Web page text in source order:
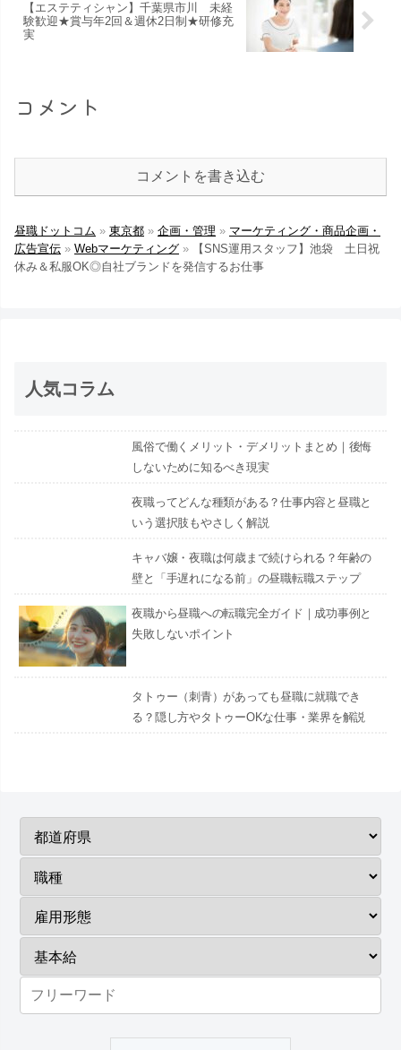
【エステティシャン】千葉県市川 未経
験歓迎★賞与年2回＆週休2日制★研修充
実
コメント
コメントを書き込む
昼職ドットコム » 東京都 » 企画・管理 » マーケティング・商品企画・
広告宣伝 » Webマーケティング »
【SNS運用スタッフ】池袋 土日祝
休み＆私服OK◎自社ブランドを発信するお仕事
人気コラム
風俗で働くメリット・デメリットまとめ｜後悔
しないために知るべき現実
夜職ってどんな種類がある？仕事内容と昼職と
いう選択肢もやさしく解説
キャバ嬢・夜職は何歳まで続けられる？年齢の
壁と「手遅れになる前」の昼職転職ステップ
夜職から昼職への転職完全ガイド｜成功事例と
失敗しないポイント
タトゥー（刺青）があっても昼職に就職でき
る？隠し方やタトゥーOKな仕事・業界を解説